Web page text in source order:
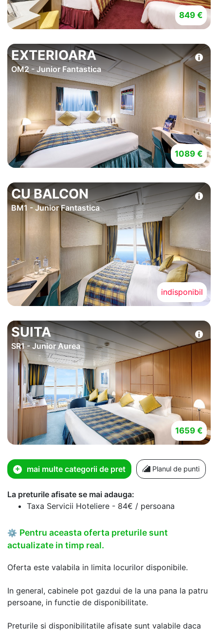
849 €
EXTERIOARA
OM2 - Junior Fantastica
1089 €
CU BALCON
BM1 - Junior Fantastica
indisponibil
SUITA
SR1 - Junior Aurea
1659 €
mai multe categorii de pret Planul de punti
La preturile afisate se mai adauga:
Taxa Servicii Hoteliere - 84€ / persoana
⚙ Pentru aceasta oferta preturile sunt
actualizate in timp real.
Oferta este valabila in limita locurilor disponibile.
In general, cabinele pot gazdui de la una pana la patru
persoane, in functie de disponibilitate.
Preturile si disponibilitatile afisate sunt valabile daca